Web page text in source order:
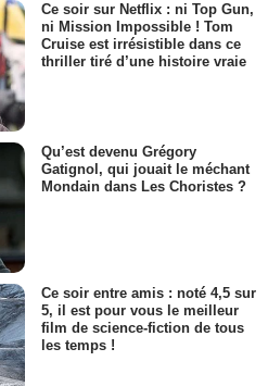
Ce soir sur Netflix : ni Top Gun,
ni Mission Impossible ! Tom
Cruise est irrésistible dans ce
thriller tiré d’une histoire vraie
Qu’est devenu Grégory
Gatignol, qui jouait le méchant
Mondain dans Les Choristes ?
Ce soir entre amis : noté 4,5 sur
5, il est pour vous le meilleur
film de science-fiction de tous
les temps !